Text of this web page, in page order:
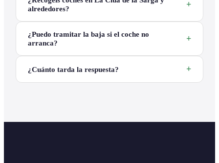
alrededores?
¿Puedo tramitar la baja si el coche no
arranca?
¿Cuánto tarda la respuesta?